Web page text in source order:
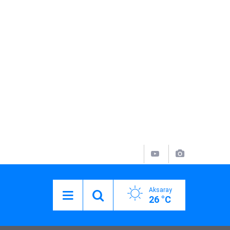
Aksaray
26 °C